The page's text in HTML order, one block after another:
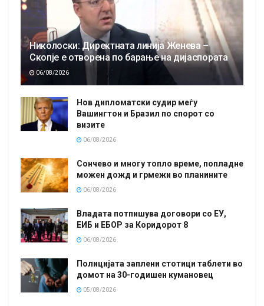
Николоски: Директната линија Женева –
Скопје е отворена по барање на дијаспората
06/08/2026
Нов дипломатски судир меѓу
Вашингтон и Бразил по спорот со
визите
06/08/2026
Сончево и многу топло време, попладне
можен дожд и грмежи во планините
06/08/2026
Владата потпишува договори со ЕУ,
ЕИБ и ЕБОР за Коридорот 8
06/08/2026
Полицијата заплени стотици таблети во
домот на 30-годишен кумановец
05/08/2026